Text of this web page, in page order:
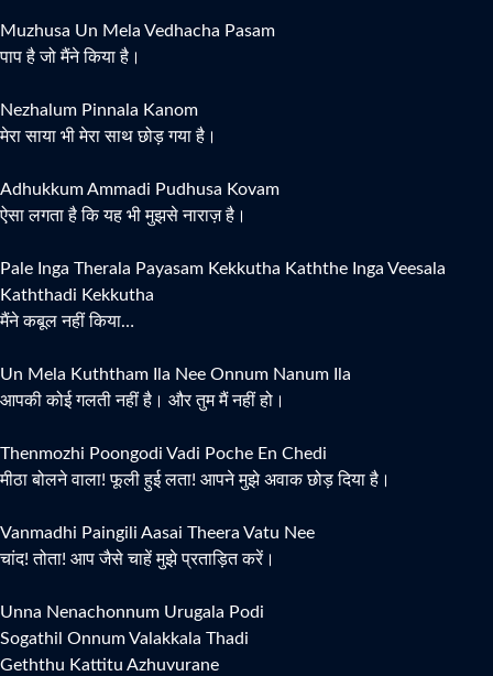
Muzhusa Un Mela Vedhacha Pasam
पाप है जो मैंने किया है।
Nezhalum Pinnala Kanom
मेरा साया भी मेरा साथ छोड़ गया है।
Adhukkum Ammadi Pudhusa Kovam
ऐसा लगता है कि यह भी मुझसे नाराज़ है।
Pale Inga Therala Payasam Kekkutha Kaththe Inga Veesala
Kaththadi Kekkutha
मैंने कबूल नहीं किया…
Un Mela Kuththam Ila Nee Onnum Nanum Ila
आपकी कोई गलती नहीं है। और तुम मैं नहीं हो।
Thenmozhi Poongodi Vadi Poche En Chedi
मीठा बोलने वाला! फूली हुई लता! आपने मुझे अवाक छोड़ दिया है।
Vanmadhi Paingili Aasai Theera Vatu Nee
चांद! तोता! आप जैसे चाहें मुझे प्रताड़ित करें।
Unna Nenachonnum Urugala Podi
Sogathil Onnum Valakkala Thadi
Geththu Kattitu Azhuvurane